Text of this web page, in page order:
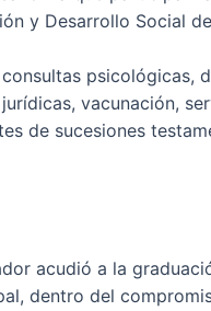
y Desarrollo Social
vacunación,
de sucesiones
acudió a la
dentro del